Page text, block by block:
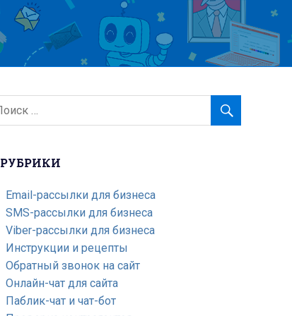
РУБРИКИ
Email-рассылки для бизнеса
SMS-рассылки для бизнеса
Viber-рассылки для бизнеса
Инструкции и рецепты
Обратный звонок на сайт
Онлайн-чат для сайта
Паблик-чат и чат-бот